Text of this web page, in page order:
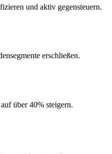
und aktiv gegensteuern.
erschließen.
über 40% steigern.